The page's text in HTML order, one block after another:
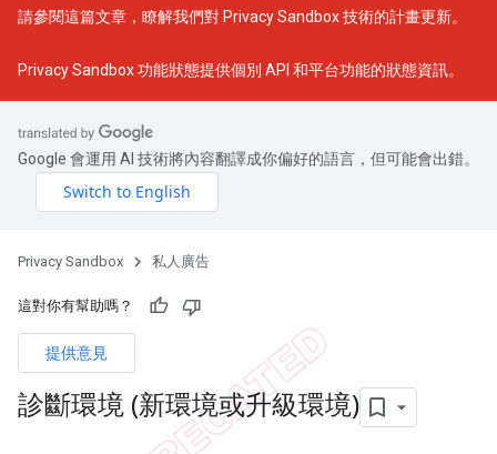
請參閱這篇文章 ，瞭解我們對 Privacy Sandbox 技術的計畫更新。
Privacy Sandbox 功能狀態提供個別 API 和平台功能的狀態資訊。
Google 會運用 AI 技術將內容翻譯成你偏好的語言，但可能會出錯。
Privacy Sandbox 私人廣告
這對你有幫助嗎？
提供意見
診斷環境 (新環境或升級環境)